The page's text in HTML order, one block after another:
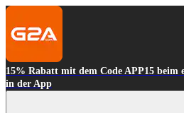
15% Rabatt mit dem Code APP15 beim
in der App